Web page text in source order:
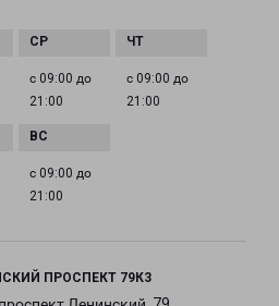
с 09:00 до
21:00
с 09:00 до
21:00
с 09:00 до
21:00
ПРОСПЕКТ 79К3